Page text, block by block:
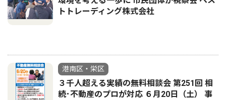
トトレーディング株式会社
港南区・栄区
３千人超える実績の無料相談会 第251回 相
続･不動産のプロが対応 ６月20日（土） 事